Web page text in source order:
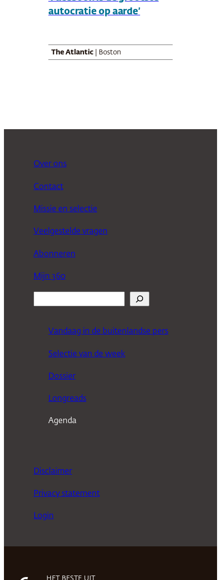
autocratie op aarde’
The Atlantic | Boston
Over ons
Contact
Missie en selectie
Veelgestelde vragen
Abonneren
Mijn 360
Vandaag in de buitenlandse pers
Selectie van de week
Dossier
Longreads
Agenda
Disclaimer
Privacy statement
Login